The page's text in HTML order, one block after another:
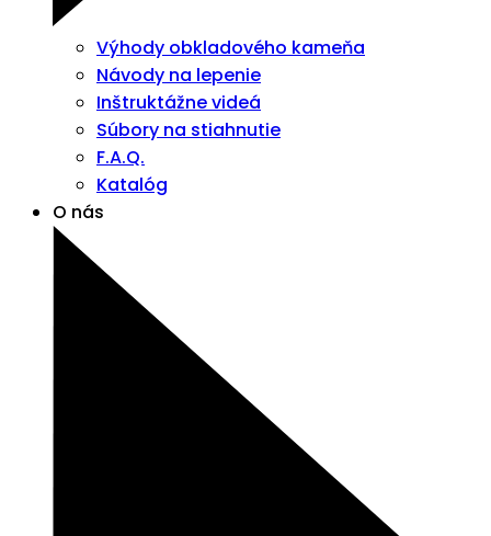
Výhody obkladového kameňa
Návody na lepenie
Inštruktážne videá
Súbory na stiahnutie
F.A.Q.
Katalóg
O nás